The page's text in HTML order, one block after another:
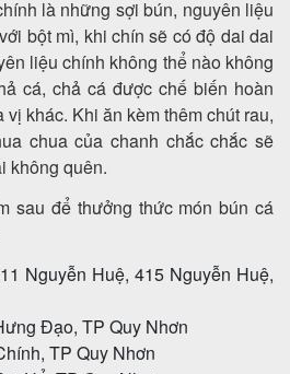
là những sợi bún, nguyên liệu
bột mì, khi chín sẽ có độ dai dai
liệu chính không thể nào không
cá, chả cá được chế biến hoàn
khác. Khi ăn kèm thêm chút rau,
chua của chanh chắc chắc sẽ
không quên.
sau để thưởng thức món bún cá
Nguyễn Huệ, 415 Nguyễn Huệ,
Đạo, TP Quy Nhơn
TP Quy Nhơn